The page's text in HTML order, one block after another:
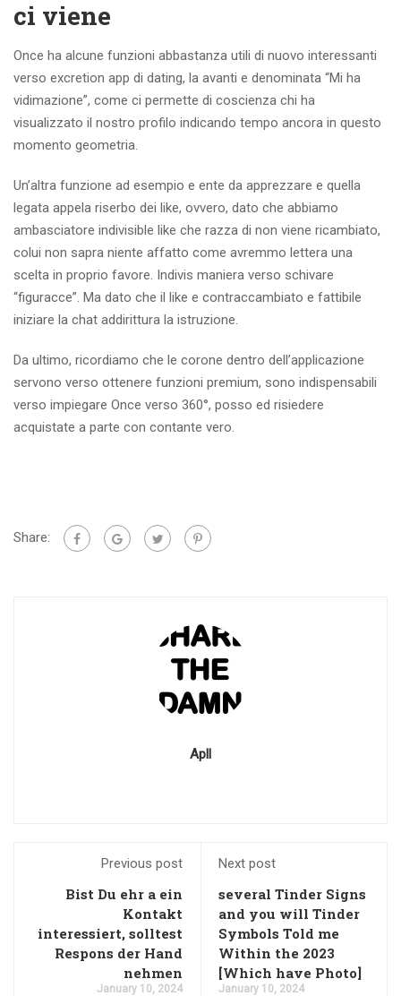
ci viene
Once ha alcune funzioni abbastanza utili di nuovo interessanti
verso excretion app di dating, la avanti e denominata “Mi ha
vidimazione”, come ci permette di coscienza chi ha
visualizzato il nostro profilo indicando tempo ancora in questo
momento geometria.
Un’altra funzione ad esempio e ente da apprezzare e quella
legata appela riserbo dei like, ovvero, dato che abbiamo
ambasciatore indivisible like che razza di non viene ricambiato,
colui non sapra niente affatto come avremmo lettera una
scelta in proprio favore. Indivis maniera verso schivare
“figuracce”. Ma dato che il like e contraccambiato e fattibile
iniziare la chat addirittura la istruzione.
Da ultimo, ricordiamo che le corone dentro dell’applicazione
servono verso ottenere funzioni premium, sono indispensabili
verso impiegare Once verso 360°, posso ed risiedere
acquistate a parte con contante vero.
Share:
Apll
Previous post
Bist Du ehr a ein
Kontakt
interessiert, solltest
Respons der Hand
nehmen
January 10, 2024
Next post
several Tinder Signs
and you will Tinder
Symbols Told me
Within the 2023
[Which have Photo]
January 10, 2024